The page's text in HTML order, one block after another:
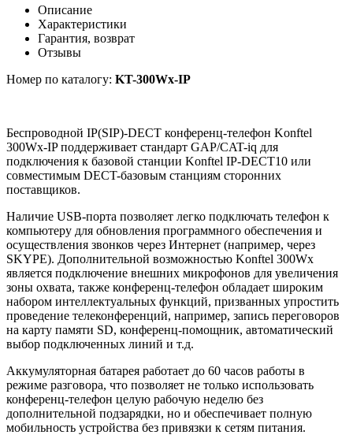
Описание
Характеристики
Гарантия, возврат
Отзывы
Номер по каталогу: KT-300Wx-IP
Беспроводной IP(SIP)-DECT конференц-телефон Konftel
300Wx-IP поддерживает стандарт GAP/CAT-iq для
подключения к базовой станции Konftel IP-DECT10 или
совместимым DECT-базовым станциям сторонних
поставщиков.
Наличие USB-порта позволяет легко подключать телефон к
компьютеру для обновления программного обеспечения и
осуществления звонков через Интернет (например, через
SKYPE). Дополнительной возможностью Konftel 300Wx
является подключение внешних микрофонов для увеличения
зоны охвата, также конференц-телефон обладает широким
набором интеллектуальных функций, призванных упростить
проведение телеконференций, например, запись переговоров
на карту памяти SD, конференц-помощник, автоматический
выбор подключенных линий и т.д.
Аккумуляторная батарея работает до 60 часов работы в
режиме разговора, что позволяет не только использовать
конференц-телефон целую рабочую неделю без
дополнительной подзарядки, но и обеспечивает полную
мобильность устройства без привязки к сетям питания.